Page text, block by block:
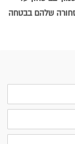
שלהם בבטחה